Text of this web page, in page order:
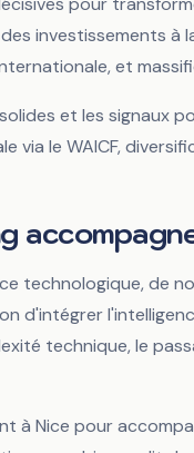
investissements à
et
et les signaux
via le WAICF,
technologique, de
d'intégrer
technique, le
à Nice pour